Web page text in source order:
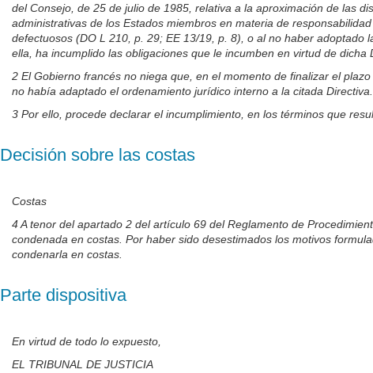
del Consejo, de 25 de julio de 1985, relativa a la aproximación de las
administrativas de los Estados miembros en materia de
defectuosos (DO L 210, p. 29; EE 13/19, p. 8), o al no haber adoptado
ella, ha incumplido las obligaciones que le incumben en virtud de dicha
2 El Gobierno francés no niega que, en el momento de finalizar el
no había adaptado el ordenamiento jurídico interno a la citada Directiva.
3 Por ello, procede declarar el incumplimiento, en los términos que
Decisión sobre las costas
Costas
4 A tenor del apartado 2 del artículo 69 del Reglamento de
condenada en costas. Por haber sido desestimados los motivos
condenarla en costas.
Parte dispositiva
En virtud de todo lo expuesto,
EL TRIBUNAL DE JUSTICIA